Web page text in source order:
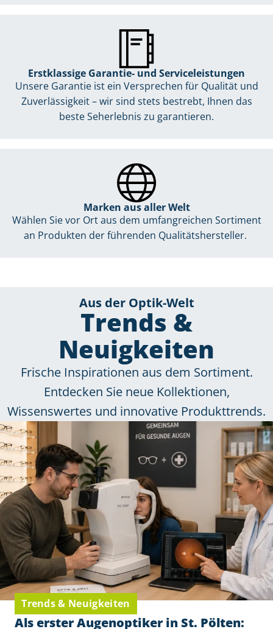
Erstklassige Garantie- und Serviceleistungen
Unsere Garantie ist ein Versprechen für Qualität und
Zuverlässigkeit – wir sind stets bestrebt, Ihnen das
beste Seherlebnis zu garantieren.
Marken aus aller Welt
Wählen Sie vor Ort aus dem umfangreichen Sortiment
an Produkten der führenden Qualitätshersteller.
Aus der Optik-Welt
Trends &
Neuigkeiten
Frische Inspirationen aus dem Sortiment.
Entdecken Sie neue Kollektionen,
Wissenswertes und innovative Produkttrends.
Trends & Neuigkeiten
Als erster Augenoptiker in St. Pölten: